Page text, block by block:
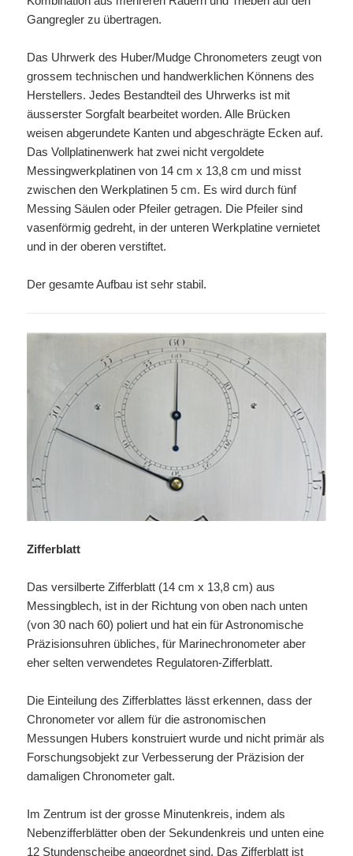
Gangregler zu übertragen.
Das Uhrwerk des Huber/Mudge Chronometers zeugt von
grossem technischen und handwerklichen Könnens des
Herstellers. Jedes Bestandteil des Uhrwerks ist mit
äusserster Sorgfalt bearbeitet worden. Alle Brücken
weisen abgerundete Kanten und abgeschrägte Ecken auf.
Das Vollplatinenwerk hat zwei nicht vergoldete
Messingwerkplatinen von 14 cm x 13,8 cm und misst
zwischen den Werkplatinen 5 cm. Es wird durch fünf
Messing Säulen oder Pfeiler getragen. Die Pfeiler sind
vasenförmig gedreht, in der unteren Werkplatine vernietet
und in der oberen verstiftet.
Der gesamte Aufbau ist sehr stabil.
Zifferblatt
Das versilberte Zifferblatt (14 cm x 13,8 cm) aus
Messingblech, ist in der Richtung von oben nach unten
(von 30 nach 60) poliert und hat ein für Astronomische
Präzisionsuhren übliches, für Marinechronometer aber
eher selten verwendetes Regulatoren-Zifferblatt.
Die Einteilung des Zifferblattes lässt erkennen, dass der
Chronometer vor allem für die astronomischen
Messungen Hubers konstruiert wurde und nicht primär als
Forschungsobjekt zur Verbesserung der Präzision der
damaligen Chronometer galt.
Im Zentrum ist der grosse Minutenkreis, indem als
Nebenzifferblätter oben der Sekundenkreis und unten eine
12 Stundenscheibe angeordnet sind. Das Zifferblatt ist